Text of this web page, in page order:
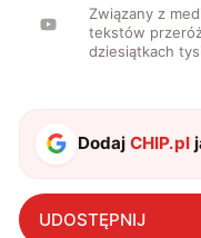
Związany z
tekstów
dziesiątkach
DodajCHIP.pl
UDOSTĘPNIJ